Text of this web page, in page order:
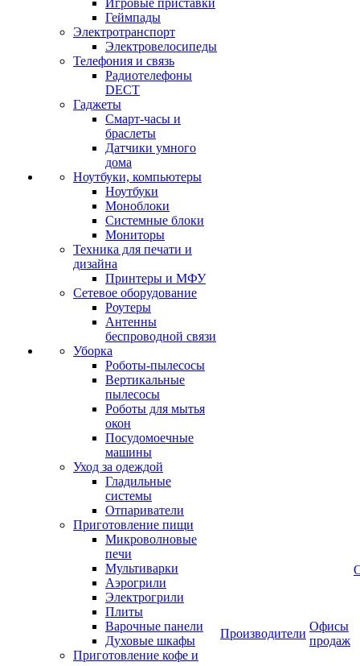
Игровые приставки
Геймпады
Электротранспорт
Электровелосипеды
Телефония и связь
Радиотелефоны
DECT
Гаджеты
Смарт-часы и
браслеты
Датчики умного
дома
Ноутбуки, компьютеры
Ноутбуки
Моноблоки
Системные блоки
Мониторы
Техника для печати и
дизайна
Принтеры и МФУ
Сетевое оборудование
Роутеры
Антенны
беспроводной связи
Уборка
Роботы-пылесосы
Вертикальные
пылесосы
Роботы для мытья
окон
Посудомоечные
машины
Уход за одеждой
Гладильные
системы
Отпариватели
Приготовление пищи
Микроволновые
печи
Мультиварки
Аэрогрили
Электрогрили
Плиты
Варочные панели
Духовые шкафы
Приготовление кофе и
Производители
Офисы
продаж